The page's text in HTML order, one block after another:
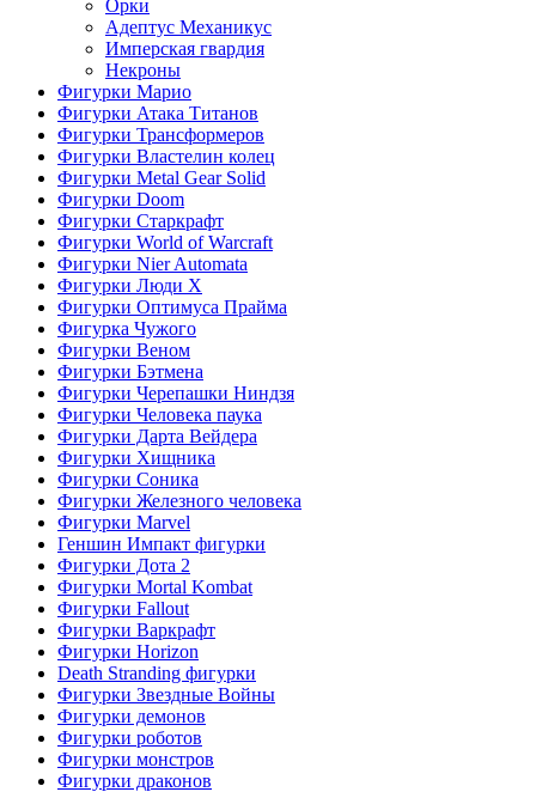
Орки
Адептус Механикус
Имперская гвардия
Некроны
Фигурки Марио
Фигурки Атака Титанов
Фигурки Трансформеров
Фигурки Властелин колец
Фигурки Metal Gear Solid
Фигурки Doom
Фигурки Старкрафт
Фигурки World of Warcraft
Фигурки Nier Automata
Фигурки Люди Х
Фигурки Оптимуса Прайма
Фигурка Чужого
Фигурки Веном
Фигурки Бэтмена
Фигурки Черепашки Ниндзя
Фигурки Человека паука
Фигурки Дарта Вейдера
Фигурки Хищника
Фигурки Соника
Фигурки Железного человека
Фигурки Marvel
Геншин Импакт фигурки
Фигурки Дота 2
Фигурки Mortal Kombat
Фигурки Fallout
Фигурки Варкрафт
Фигурки Horizon
Death Stranding фигурки
Фигурки Звездные Войны
Фигурки демонов
Фигурки роботов
Фигурки монстров
Фигурки драконов